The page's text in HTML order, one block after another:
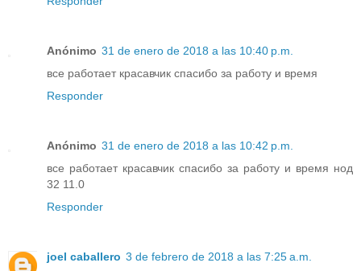
Anónimo 31 de enero de 2018 a las 10:40 p.m.
все работает красавчик спасибо за работу и время
Responder
Anónimo 31 de enero de 2018 a las 10:42 p.m.
все работает красавчик спасибо за работу и время нод
32 11.0
Responder
joel caballero 3 de febrero de 2018 a las 7:25 a.m.